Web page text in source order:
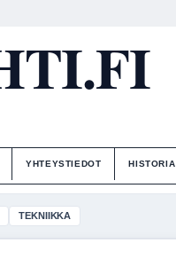
YHTEYSTIEDOT HISTORIA
TEKNIIKKA